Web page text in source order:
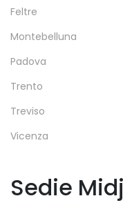
Feltre
Montebelluna
Padova
Trento
Treviso
Vicenza
Sedie Midj